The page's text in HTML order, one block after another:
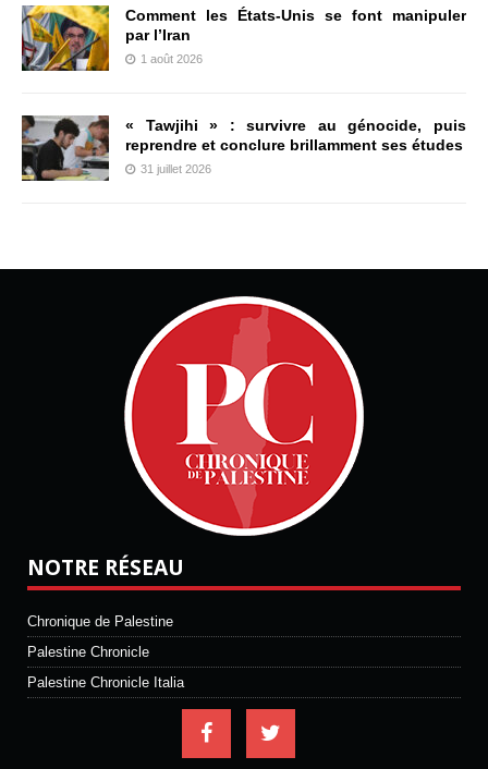
Comment les États-Unis se font manipuler
par l’Iran
1 août 2026
« Tawjihi » : survivre au génocide, puis
reprendre et conclure brillamment ses études
31 juillet 2026
NOTRE RÉSEAU
Chronique de Palestine
Palestine Chronicle
Palestine Chronicle Italia